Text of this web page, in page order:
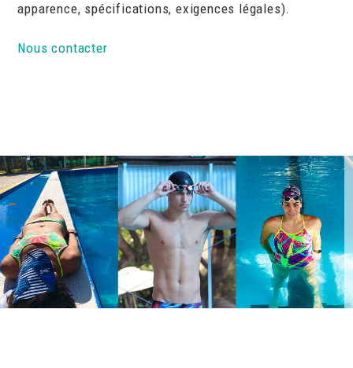
apparence, spécifications, exigences légales).
Nous contacter